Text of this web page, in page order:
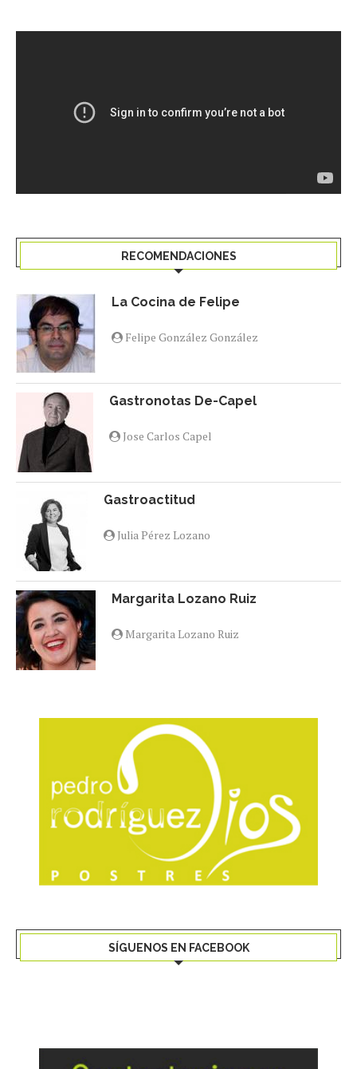
RECOMENDACIONES
La Cocina de Felipe
Felipe González González
Gastronotas De-Capel
Jose Carlos Capel
Gastroactitud
Julia Pérez Lozano
Margarita Lozano Ruiz
Margarita Lozano Ruiz
SÍGUENOS EN FACEBOOK